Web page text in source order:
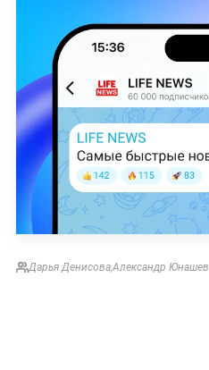
Дарья Денисова,Александр Юнашев